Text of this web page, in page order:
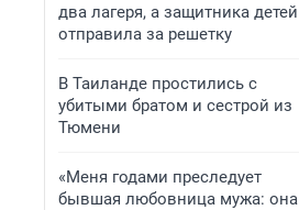
два лагеря, а защитника детей
отправила за решетку
В Таиланде простились с
убитыми братом и сестрой из
Тюмени
«Меня годами преследует
бывшая любовница мужа: она